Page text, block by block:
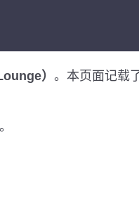
） 。本页面记载